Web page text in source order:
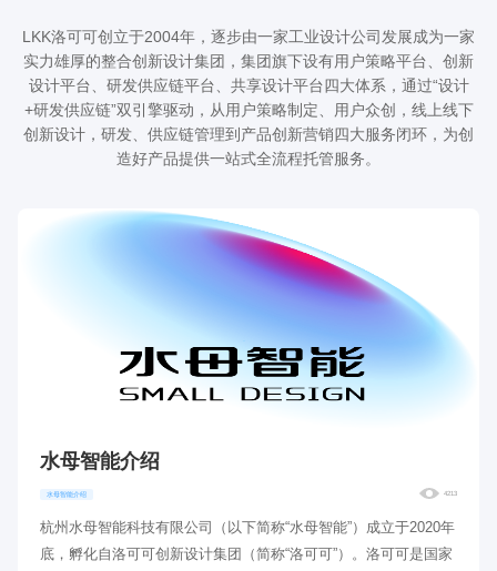
LKK洛可可创立于2004年，逐步由一家工业设计公司发展成为一家
实力雄厚的整合创新设计集团，集团旗下设有用户策略平台、创新
设计平台、研发供应链平台、共享设计平台四大体系，通过“设计
+研发供应链”双引擎驱动，从用户策略制定、用户众创，线上线下
创新设计，研发、供应链管理到产品创新营销四大服务闭环，为创
造好产品提供一站式全流程托管服务。
水母智能介绍
水母智能介绍 4213
杭州水母智能科技有限公司（以下简称“水母智能”）成立于2020年
底，孵化自洛可可创新设计集团（简称“洛可可”）。洛可可是国家